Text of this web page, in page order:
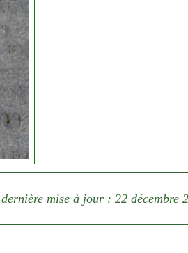
mise à jour : 22 décembre